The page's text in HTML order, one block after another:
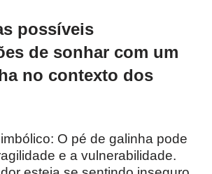
possíveis
de sonhar com um
no contexto dos
O pé de galinha pode
e a vulnerabilidade.